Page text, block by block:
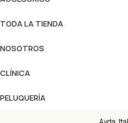
TODA LA TIENDA
NOSOTROS
CLÍNICA
PELUQUERÍA